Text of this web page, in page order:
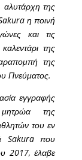
αλυτάρχη της
η ποινή
και τις
της
της
Πνεύματος.
εγγραφής
της
του εν
Sakura που
2017, έλαβε